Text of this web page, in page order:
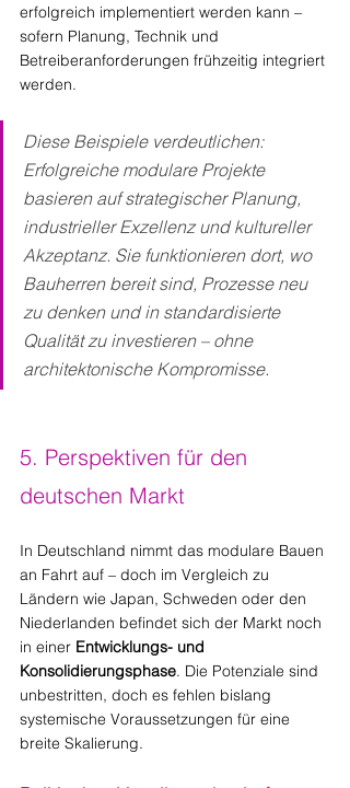
erfolgreich implementiert werden kann –
sofern Planung, Technik und
Betreiberanforderungen frühzeitig integriert
werden.
Diese Beispiele verdeutlichen:
Erfolgreiche modulare Projekte
basieren auf strategischer Planung,
industrieller Exzellenz und kultureller
Akzeptanz. Sie funktionieren dort, wo
Bauherren bereit sind, Prozesse neu
zu denken und in standardisierte
Qualität zu investieren – ohne
architektonische Kompromisse.
5. Perspektiven für den
deutschen Markt
In Deutschland nimmt das modulare Bauen
an Fahrt auf – doch im Vergleich zu
Ländern wie Japan, Schweden oder den
Niederlanden befindet sich der Markt noch
in einer Entwicklungs- und
Konsolidierungsphase. Die Potenziale sind
unbestritten, doch es fehlen bislang
systemische Voraussetzungen für eine
breite Skalierung.